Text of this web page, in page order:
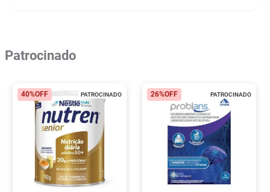
Patrocinado
PATROCINADO
40%OFF PATROCINADO
26%OFF